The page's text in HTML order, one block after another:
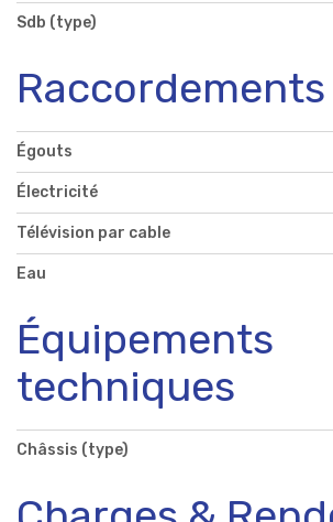
Sdb (type)
Raccordements
Égouts
Électricité
Télévision par cable
Eau
Équipements
techniques
Châssis (type)